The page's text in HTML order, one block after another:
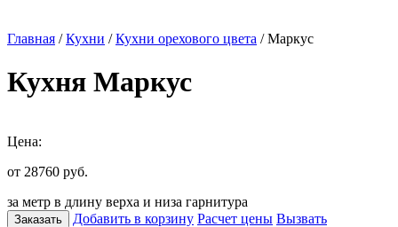
Главная /Кухни /Кухни орехового цвета / Маркус
Кухня Маркус
Цена:
от 28760 руб.
за метр в длину верха и низа гарнитура
Заказать Добавить в корзину Расчет цены Вызвать